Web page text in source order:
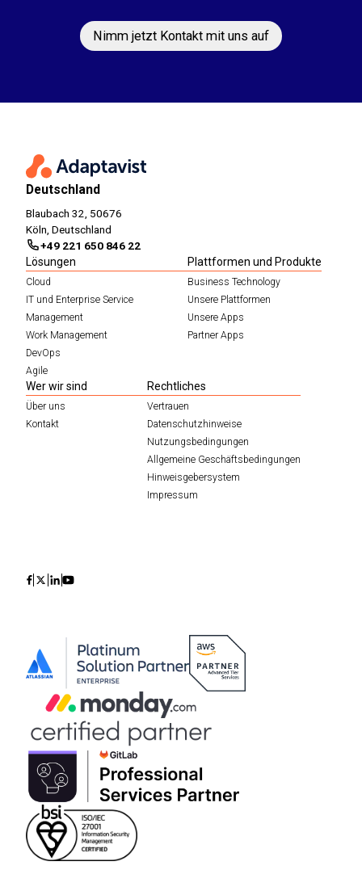
Nimm jetzt Kontakt mit uns auf
Deutschland
Blaubach 32, 50676
Köln, Deutschland
+49 221 650 846 22
Lösungen
Cloud
IT und Enterprise Service
Management
Work Management
DevOps
Agile
Plattformen und Produkte
Business Technology
Unsere Plattformen
Unsere Apps
Partner Apps
Wer wir sind
Über uns
Kontakt
Rechtliches
Vertrauen
Datenschutzhinweise
Nutzungsbedingungen
Allgemeine Geschäftsbedingungen
Hinweisgebersystem
Impressum
IconIconIconIcon